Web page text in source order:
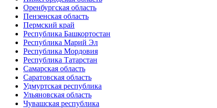
Оренбургская область
Пензенская область
Пермский край
Республика Башкортостан
Республика Марий Эл
Республика Мордовия
Республика Татарстан
Самарская область
Саратовская область
Удмуртская республика
Ульяновская область
Чувашская республика